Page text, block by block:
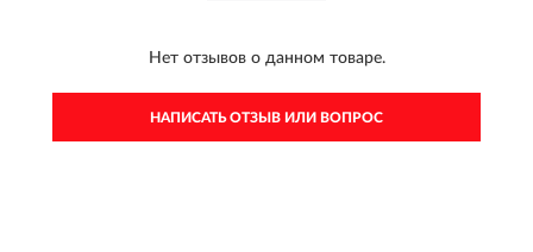
Нет отзывов о данном товаре.
НАПИСАТЬ ОТЗЫВ ИЛИ ВОПРОС